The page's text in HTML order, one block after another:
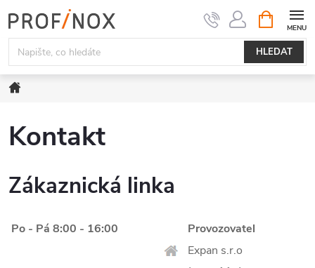
na
obsah
HLEDAT
NÁKUPNÍ
KOŠÍK
Kontakt
Zákaznická linka
Po - Pá 8:00 - 16:00
Provozovatel
Expan s.r.o